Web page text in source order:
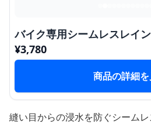
バイク専用シームレスレイ
¥3,780
商品の詳細
縫い目からの浸水を防ぐシーム